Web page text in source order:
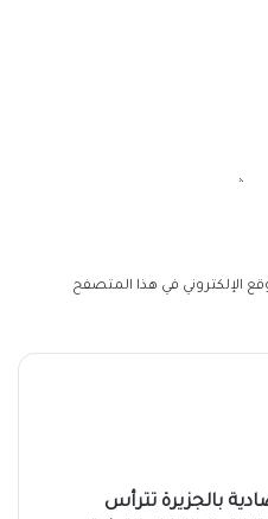
الإلكتروني في هذا المتصفح
بالجزيرة تترأس